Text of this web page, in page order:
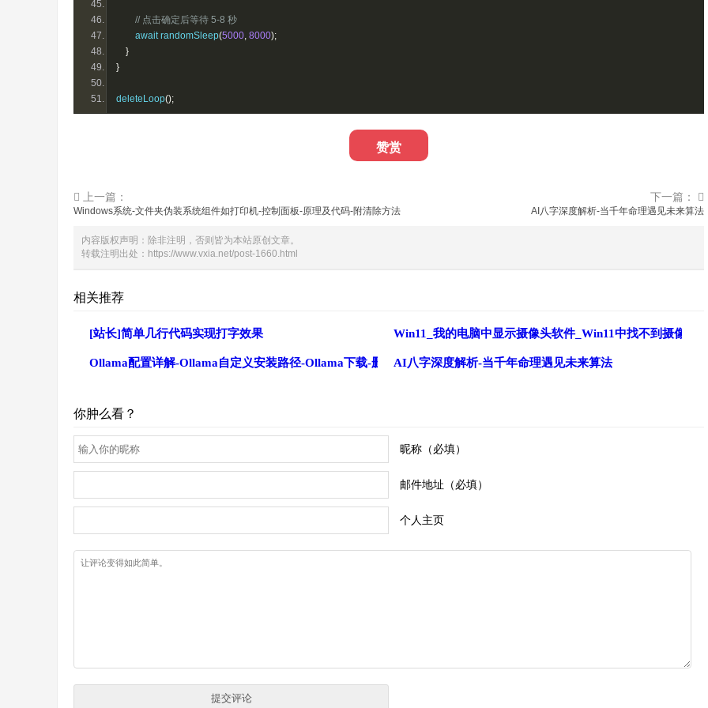
// 点击确定后等待 5-8 秒
        await randomSleep
(5000, 8000);
}
}
deleteLoop();
赞赏
上一篇：
Windows系统-文件夹伪装系统组件如打印机-控制面板-原理及代码-附清除方法
下一篇：
AI八字深度解析-当千年命理遇见未来算法
内容版权声明：除非注明，否则皆为本站原创文章。
转载注明出处： https://www.vxia.net/post-1660.html
相关推荐
[站长]简单几行代码实现打字效果 Win11_我的电脑中显示摄像头软件_Win11中找不到摄像头
Ollama配置详解-Ollama自定义安装路径-Ollama下载-删除-移动DeepSeek大数据模型包
AI八字深度解析-当千年命理遇见未来算法
你肿么看？
昵称（必填）
邮件地址（必填）
个人主页